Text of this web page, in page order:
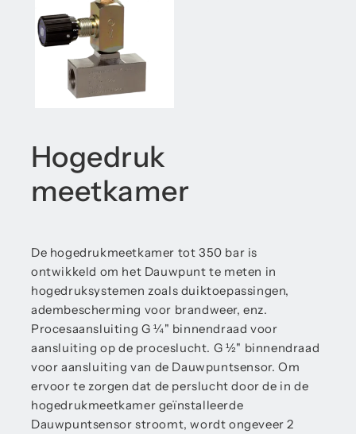
Hogedruk
meetkamer
De hogedrukmeetkamer tot 350 bar is
ontwikkeld om het Dauwpunt te meten in
hogedruksystemen zoals duiktoepassingen,
adembescherming voor brandweer, enz.
Procesaansluiting G ¼" binnendraad voor
aansluiting op de proceslucht. G ½" binnendraad
voor aansluiting van de Dauwpuntsensor. Om
ervoor te zorgen dat de perslucht door de in de
hogedrukmeetkamer geïnstalleerde
Dauwpuntsensor stroomt, wordt ongeveer 2